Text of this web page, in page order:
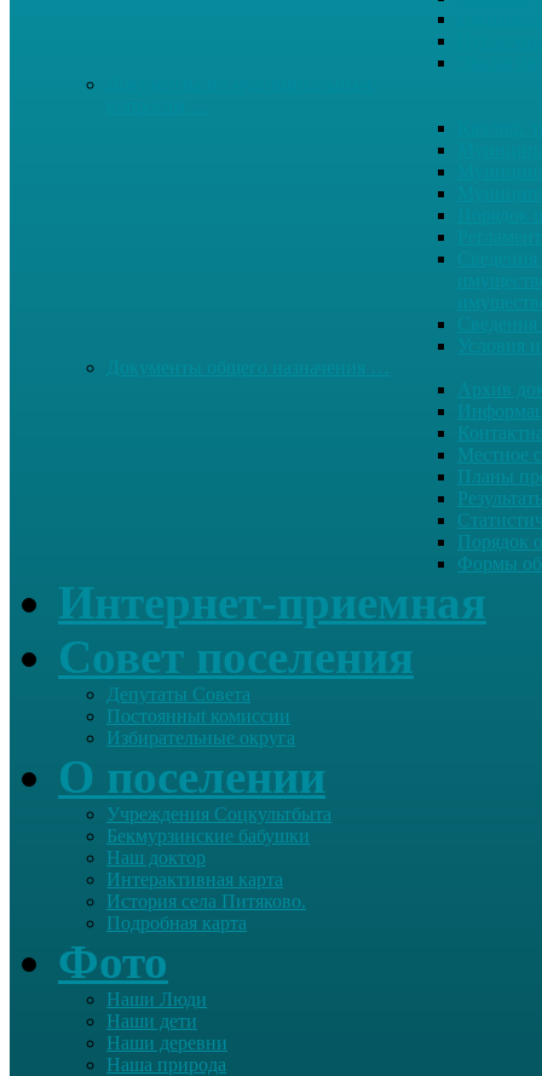
Архив
Местное
Планы
Порядок
Формы
Интернет-приемная
Совет поселения
Депутаты Совета
Постоянныt комиссии
Избирательные округа
О поселении
Учреждения Соцкультбыта
Бекмурзинские бабушки
Наш доктор
Интерактивная карта
История села Питяково.
Подробная карта
Фото
Наши Люди
Наши дети
Наши деревни
Наша природа